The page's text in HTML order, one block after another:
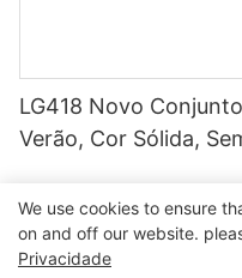
LG418 Novo
Verão, Cor Sólida,
Lateral.
Copyright © 2026
We use cookies to ensure
on and off our website.
Privacidade